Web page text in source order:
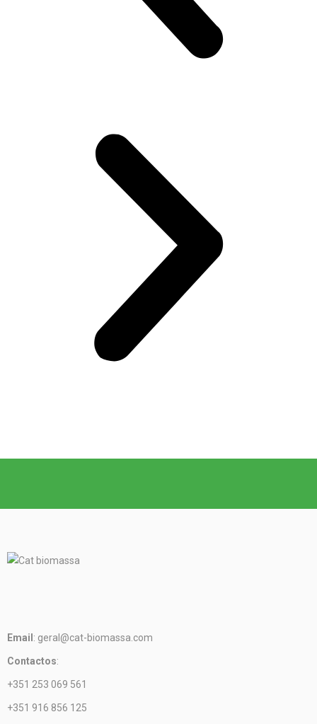
Email : geral@cat-biomassa.com
Contactos:
+351 253 069 561
+351 916 856 125